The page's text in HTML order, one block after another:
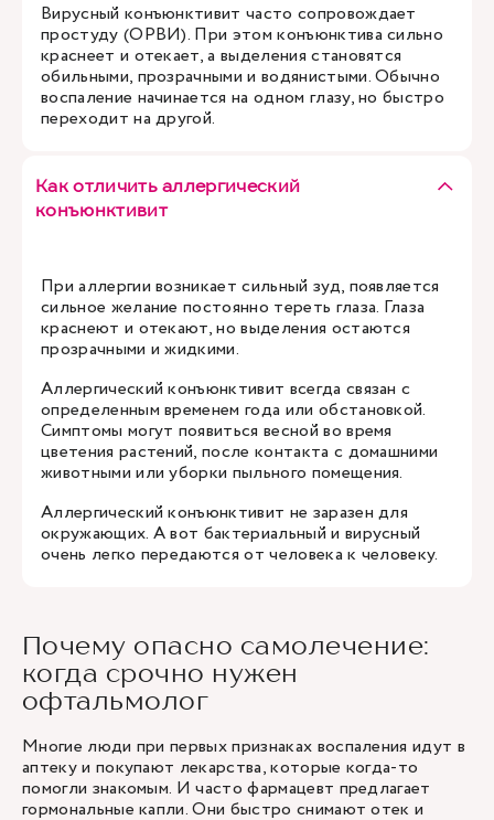
Вирусный конъюнктивит часто сопровождает
простуду (ОРВИ). При этом конъюнктива сильно
краснеет и отекает, а выделения становятся
обильными, прозрачными и водянистыми. Обычно
воспаление начинается на одном глазу, но быстро
переходит на другой.
Как отличить аллергический
конъюнктивит
При аллергии возникает сильный зуд, появляется
сильное желание постоянно тереть глаза. Глаза
краснеют и отекают, но выделения остаются
прозрачными и жидкими.
Аллергический конъюнктивит всегда связан с
определенным временем года или обстановкой.
Симптомы могут появиться весной во время
цветения растений, после контакта с домашними
животными или уборки пыльного помещения.
Аллергический конъюнктивит не заразен для
окружающих. А вот бактериальный и вирусный
очень легко передаются от человека к человеку.
Почему опасно самолечение:
когда срочно нужен
офтальмолог
Многие люди при первых признаках воспаления идут в
аптеку и покупают лекарства, которые когда-то
помогли знакомым. И часто фармацевт предлагает
гормональные капли. Они быстро снимают отек и